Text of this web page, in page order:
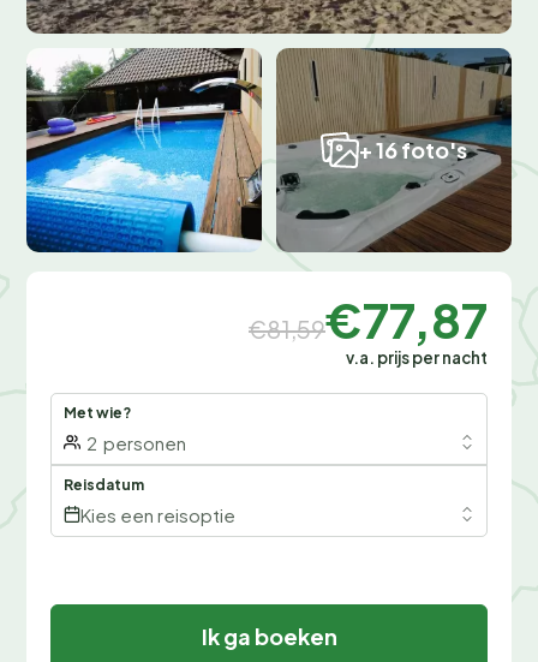
+ 16 foto's
€81,59€77,87
v.a. prijs per nacht
Met wie?
2 personen
Reisdatum
Kies een reisoptie
Ik ga boeken